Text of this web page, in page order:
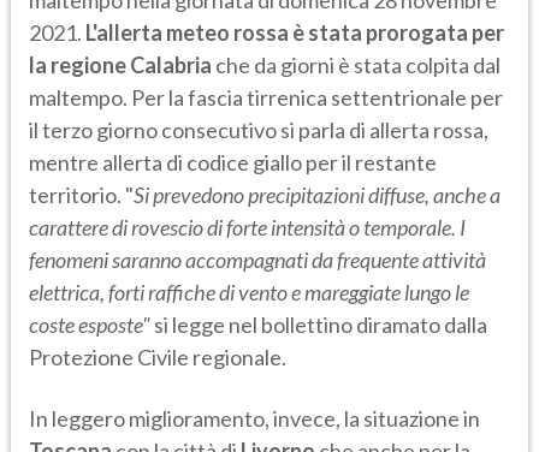
2021. L'allerta meteo rossa è stata prorogata per
la regione Calabria che da giorni è stata colpita dal
maltempo. Per la fascia tirrenica settentrionale per
il terzo giorno consecutivo si parla di allerta rossa,
mentre allerta di codice giallo per il restante
territorio. "Si prevedono precipitazioni diffuse, anche a
carattere di rovescio di forte intensità o temporale. I
fenomeni saranno accompagnati da frequente attività
elettrica, forti raffiche di vento e mareggiate lungo le
coste esposte"si legge nel bollettino diramato dalla
Protezione Civile regionale.
In leggero miglioramento, invece, la situazione in